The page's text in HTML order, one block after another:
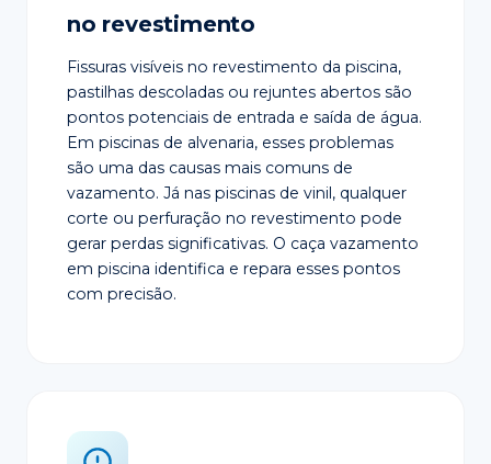
no revestimento
Fissuras visíveis no revestimento da piscina,
pastilhas descoladas ou rejuntes abertos são
pontos potenciais de entrada e saída de água.
Em piscinas de alvenaria, esses problemas
são uma das causas mais comuns de
vazamento. Já nas piscinas de vinil, qualquer
corte ou perfuração no revestimento pode
gerar perdas significativas. O caça vazamento
em piscina identifica e repara esses pontos
com precisão.